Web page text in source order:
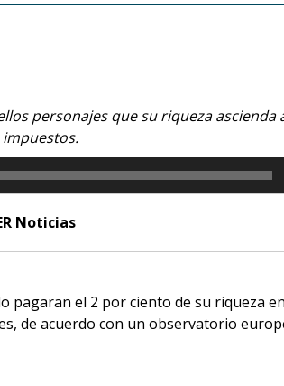
personajes que su riqueza ascienda
Noticias
pagaran el 2 por ciento de su riqueza
de acuerdo con un observatorio